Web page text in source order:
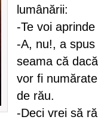
lumânării:
-Te voi
-A, nu!, a
seama că
vor fi
de rău.
-Deci vrei să